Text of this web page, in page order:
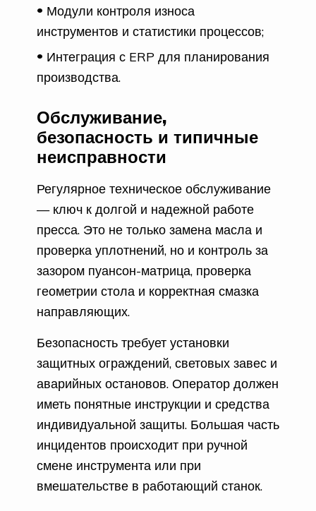
Модули контроля износа
инструментов и статистики процессов;
Интеграция с ERP для планирования
производства.
Обслуживание,
безопасность и типичные
неисправности
Регулярное техническое обслуживание
— ключ к долгой и надежной работе
пресса. Это не только замена масла и
проверка уплотнений, но и контроль за
зазором пуансон-матрица, проверка
геометрии стола и корректная смазка
направляющих.
Безопасность требует установки
защитных ограждений, световых завес и
аварийных остановов. Оператор должен
иметь понятные инструкции и средства
индивидуальной защиты. Большая часть
инцидентов происходит при ручной
смене инструмента или при
вмешательстве в работающий станок.